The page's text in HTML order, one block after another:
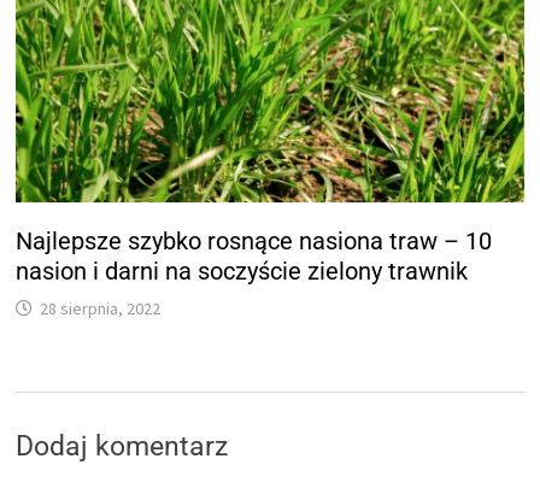
Najlepsze szybko rosnące nasiona traw – 10
nasion i darni na soczyście zielony trawnik
28 sierpnia, 2022
Dodaj komentarz